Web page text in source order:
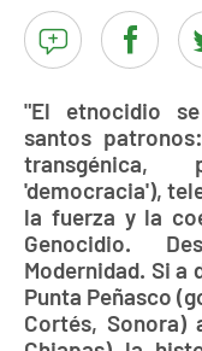
"El etnocidio
santos
transgénica,
'democracia'),
la fuerza y la
Genocidio.
Modernidad. Si
Punta Peñasco
Cortés, Sonora)